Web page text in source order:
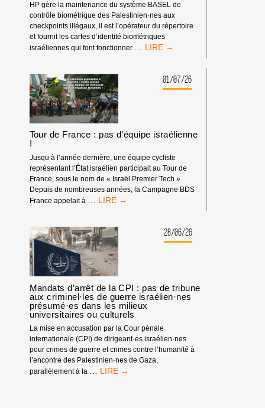
HP gère la maintenance du système BASEL de
contrôle biométrique des Palestinien·nes aux
checkpoints illégaux, il est l’opérateur du répertoire
et fournit les cartes d’identité biométriques
israéliennes qui font fonctionner
BOYCOTT
MATÉRIEL
SYNDICAL
01/07/26
Tour de France : pas d’équipe israélienne
!
Jusqu’à l’année dernière, une équipe cycliste
représentant l’État israélien participait au Tour de
France, sous le nom de « Israël Premier Tech ».
Depuis de nombreuses années, la Campagne BDS
France appelait à
TOUR
:
PAS
D’ÉQUIPE
ISRAÉLIENNE
!
28/06/26
Mandats d’arrêt de la CPI : pas de tribune
aux criminel·les de guerre israélien·nes
présumé·es dans les milieux
universitaires ou culturels
La mise en accusation par la Cour pénale
internationale (CPI) de dirigeant·es israélien·nes
pour crimes de guerre et crimes contre l’humanité à
l’encontre des Palestinien·nes de Gaza,
parallèlement à la
MANDATS